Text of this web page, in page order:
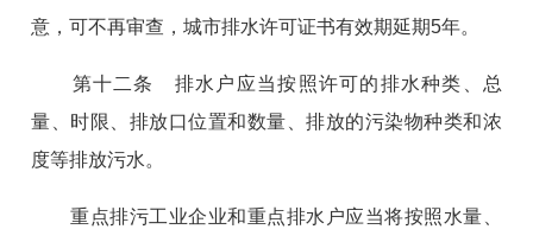
意，可不再审查，城市排水许可证书有效期延期5年。
第十二条 排水户应当按照许可的排水种类、总
量、时限、排放口位置和数量、排放的污染物种类和浓
度等排放污水。
重点排污工业企业和重点排水户应当将按照水量、